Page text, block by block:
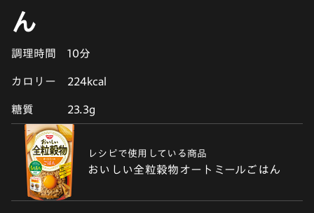
ん
調理時間 10分
カロリー 224kcal
糖質 23.3g
レシピで使用している商品
おいしい全粒穀物オートミールごはん